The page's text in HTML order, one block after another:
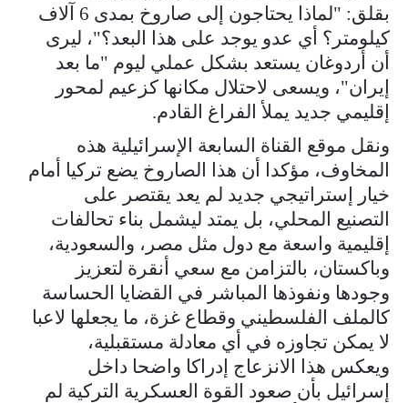
بقلق: "لماذا يحتاجون إلى صاروخ بمدى 6 آلاف
كيلومتر؟ أي عدو يوجد على هذا البعد؟"، ليرى
أن أردوغان يستعد بشكل عملي ليوم "ما بعد
إيران"، ويسعى لاحتلال مكانها كزعيم لمحور
إقليمي جديد يملأ الفراغ القادم.
ونقل موقع القناة السابعة الإسرائيلية هذه
المخاوف، مؤكدا أن هذا الصاروخ يضع تركيا أمام
خيار إستراتيجي جديد لم يعد يقتصر على
التصنيع المحلي، بل يمتد ليشمل بناء تحالفات
إقليمية واسعة مع دول مثل مصر، والسعودية،
وباكستان، بالتزامن مع سعي أنقرة لتعزيز
وجودها ونفوذها المباشر في القضايا الحساسة
كالملف الفلسطيني وقطاع غزة، ما يجعلها لاعبا
لا يمكن تجاوزه في أي معادلة مستقبلية،
ويعكس هذا الانزعاج إدراكا واضحا داخل
إسرائيل بأن صعود القوة العسكرية التركية لم